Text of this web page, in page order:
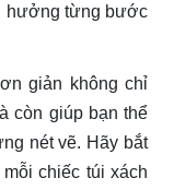
hưởng từng bước
giản không chỉ
còn giúp bạn thể
nét vẽ. Hãy bắt
chiếc túi xách